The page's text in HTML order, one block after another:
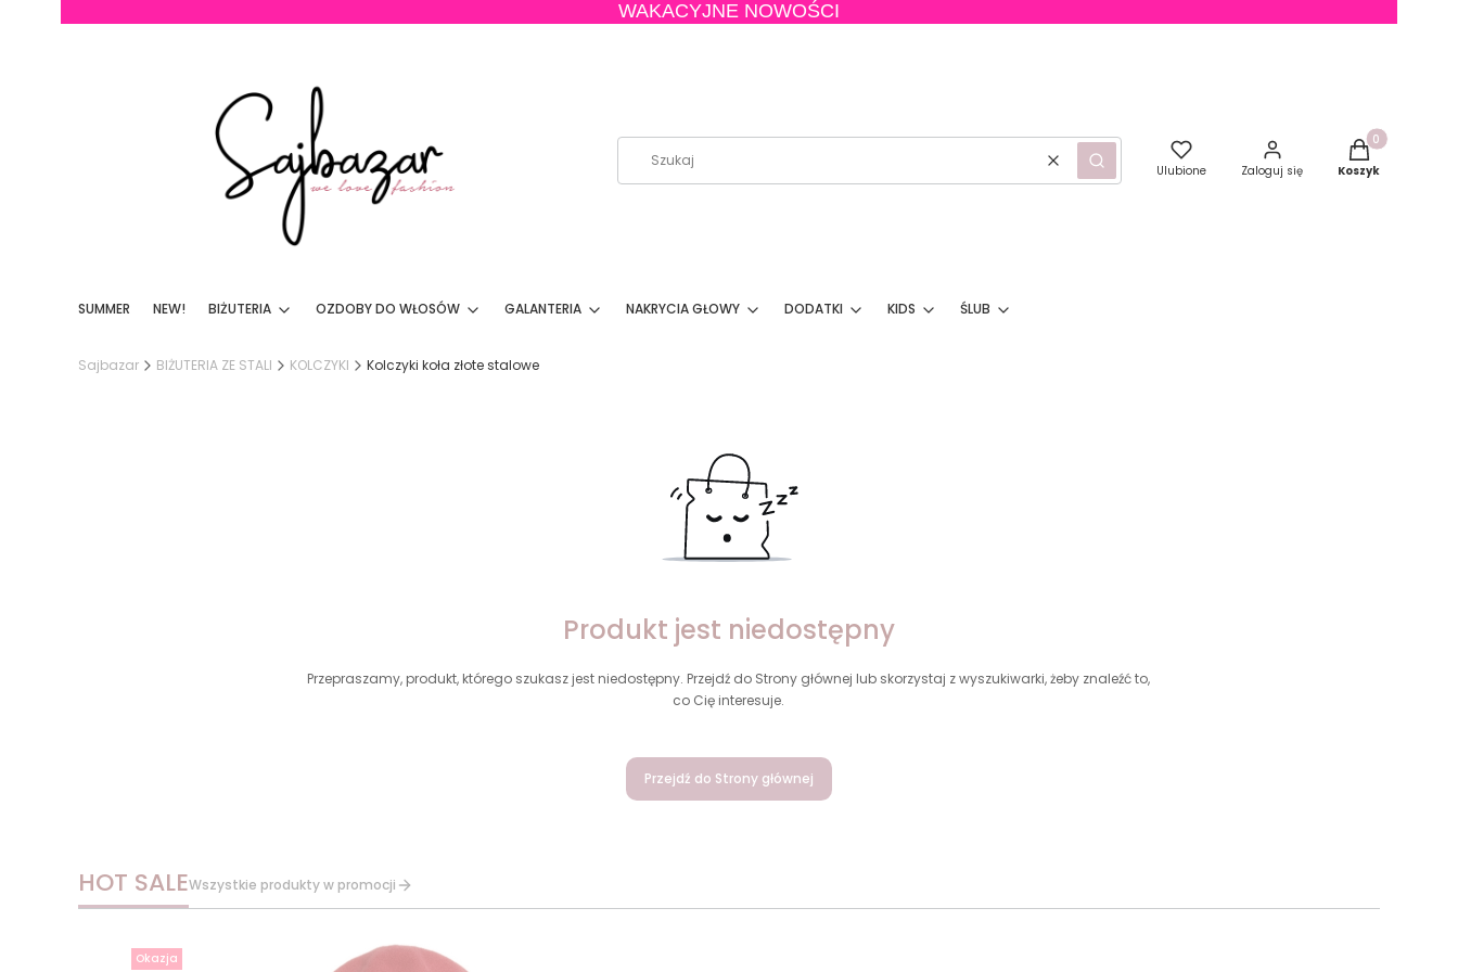
WAKACYJNE NOWOŚCI
WyczyśćSzukaj Ulubione Zaloguj się
Produkty w
Koszyk
SUMMER NEW! BIŻUTERIA OZDOBY DO WŁOSÓW GALANTERIA NAKRYCIA GŁOWY DODATKI KIDS ŚLUB
Sajbazar BIŻUTERIA ZE STALI KOLCZYKI Kolczyki koła złote stalowe
Produkt jest niedostępny
Przepraszamy, produkt, którego szukasz jest niedostępny. Przejdź do Strony głównej lub skorzystaj z wyszukiwarki, żeby znaleźć to,
co Cię interesuje.
Przejdź do Strony głównej
HOT SALEWszystkie produkty w promocji
Okazja